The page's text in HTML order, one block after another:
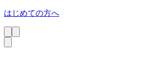
はじめての方へ